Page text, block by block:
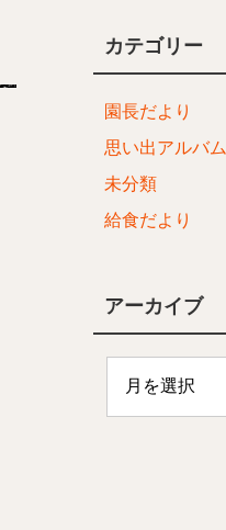
カテゴリー
園長だより
思い出アルバム
未分類
給食だより
アーカイブ